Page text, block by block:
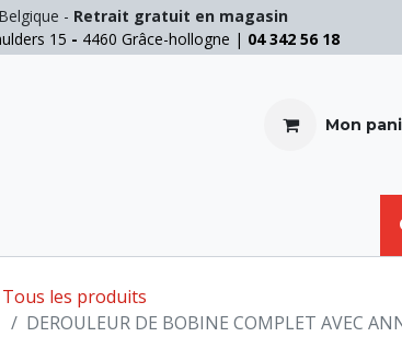
- Retrait gratuit en magasin
15 - 4460 Grâce-hollogne | 04 342 56 18
Mon
Tous les produits
DEROULEUR DE BOBINE COMPLET AVEC